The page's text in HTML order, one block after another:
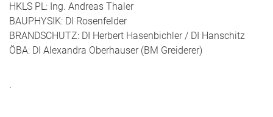
HKLS PL: Ing. Andreas Thaler
BAUPHYSIK: DI Rosenfelder
BRANDSCHUTZ: DI Herbert Hasenbichler / DI Hanschitz
ÖBA: DI Alexandra Oberhauser (BM Greiderer)
.